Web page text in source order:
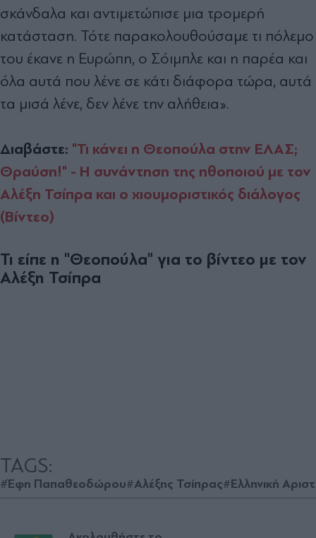
σκάνδαλα και αντιμετώπισε μια τρομερή
κατάσταση. Τότε παρακολουθούσαμε τι πόλεμο
του έκανε η Ευρώπη, ο Σόιμπλε και η παρέα και
όλα αυτά που λένε σε κάτι διάφορα τώρα, αυτά
τα μισά λένε, δεν λένε την αλήθεια».
Διαβάστε: "Τι κάνει η Θεοπούλα στην ΕΛΑΣ;
Θραύση!" - Η συνάντηση της ηθοποιού με τον
Αλέξη Τσίπρα και ο χιουμοριστικός διάλογος
(Βίντεο)
Τι είπε η "Θεοπούλα" για το βίντεο με τον
Αλέξη Τσίπρα
TAGS:
#Έφη Παπαθεοδώρου#Αλέξης Τσίπρας#Ελληνική